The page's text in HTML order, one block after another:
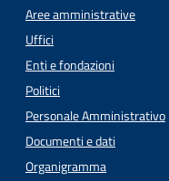
Aree amministrative
Uffici
Enti e fondazioni
Politici
Personale Amministrativo
Documenti e dati
Organigramma